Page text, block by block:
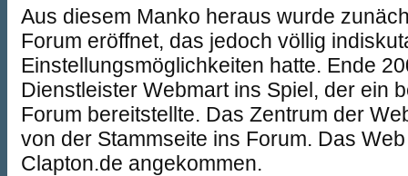
Aus diesem Manko heraus wurde
Forum eröffnet, das jedoch völlig
Einstellungsmöglichkeiten hatte. Ende
Dienstleister Webmart ins Spiel, der ein
Forum bereitstellte. Das Zentrum der
von der Stammseite ins Forum. Das
Clapton.de angekommen.